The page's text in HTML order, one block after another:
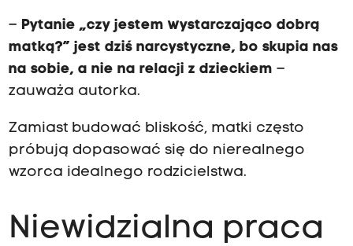
– Pytanie „czy jestem wystarczająco dobrą
matką?” jest dziś narcystyczne, bo skupia nas
na sobie, a nie na relacji z dzieckiem –
zauważa autorka.
Zamiast budować bliskość, matki często
próbują dopasować się do nierealnego
wzorca idealnego rodzicielstwa.
Niewidzialna praca